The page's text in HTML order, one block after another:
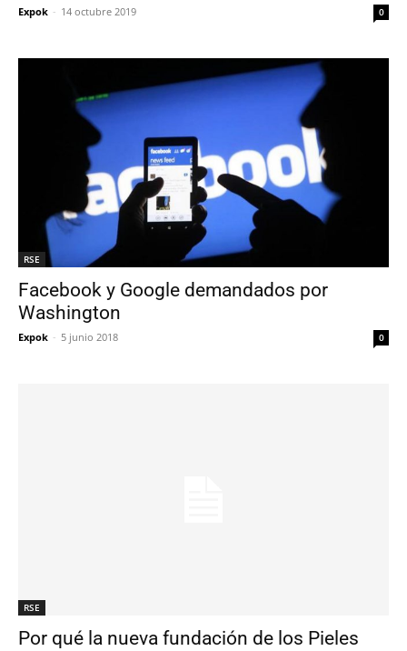
Expok - 14 octubre 2019 0
RSE
Facebook y Google demandados por
Washington
Expok - 5 junio 2018 0
RSE
Por qué la nueva fundación de los Pieles